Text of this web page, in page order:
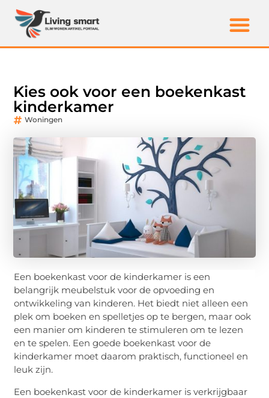
Kies ook voor een boekenkast
kinderkamer
Woningen
Een boekenkast voor de kinderkamer is een
belangrijk meubelstuk voor de opvoeding en
ontwikkeling van kinderen. Het biedt niet alleen een
plek om boeken en spelletjes op te bergen, maar ook
een manier om kinderen te stimuleren om te lezen
en te spelen. Een goede boekenkast voor de
kinderkamer moet daarom praktisch, functioneel en
leuk zijn.
Een boekenkast voor de kinderkamer is verkrijgbaar